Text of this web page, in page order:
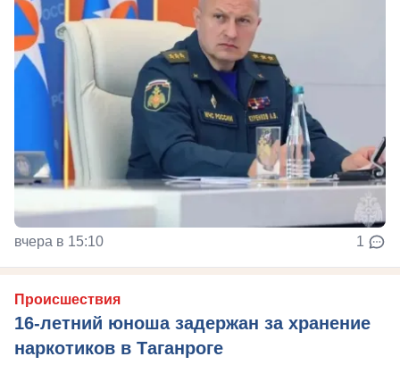
вчера в 15:10 1
Происшествия
16-летний юноша задержан за хранение
наркотиков в Таганроге